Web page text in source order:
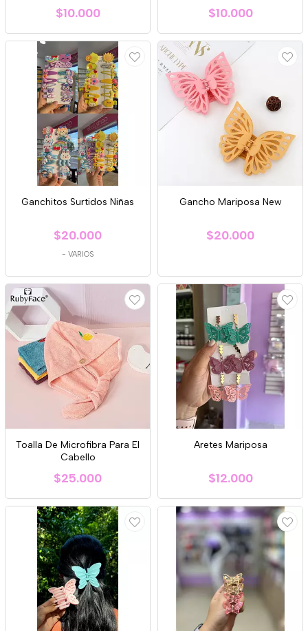
$10.000 $10.000
Ganchitos Surtidos Niñas
$20.000
- VARIOS
Gancho Mariposa New
$20.000
Toalla De Microfibra Para El
Cabello
$25.000
Aretes Mariposa
$12.000